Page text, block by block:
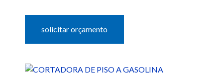
solicitar orçamento